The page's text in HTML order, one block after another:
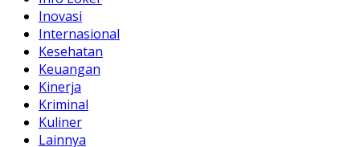
Inovasi
Internasional
Kesehatan
Keuangan
Kinerja
Kriminal
Kuliner
Lainnya